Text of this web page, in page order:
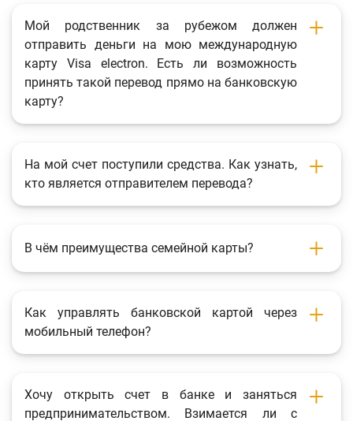
Мой родственник за рубежом должен
отправить деньги на мою международную
карту Visa electron. Есть ли возможность
принять такой перевод прямо на банковскую
карту?
На мой счет поступили средства. Как узнать,
кто является отправителем перевода?
В чём преимущества семейной карты?
Как управлять банковской картой через
мобильный телефон?
Хочу открыть счет в банке и заняться
предпринимательством. Взимается ли с